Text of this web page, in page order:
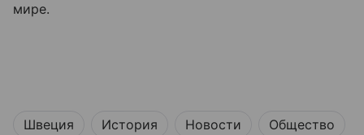
мире.
Швеция История Новости Общество